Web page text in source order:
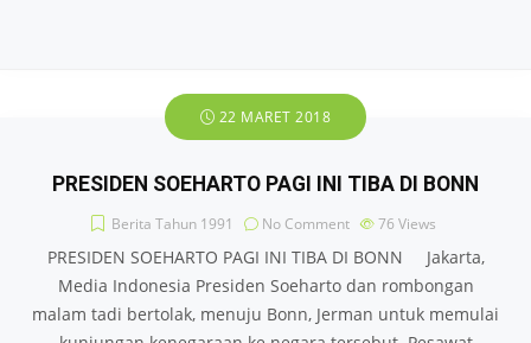
22 MARET 2018
PRESIDEN SOEHARTO PAGI INI TIBA DI BONN
Berita Tahun 1991 No Comment 76 Views
PRESIDEN SOEHARTO PAGI INI TIBA DI BONN Jakarta,
Media Indonesia Presiden Soeharto dan rombongan
malam tadi bertolak, menuju Bonn, Jerman untuk memulai